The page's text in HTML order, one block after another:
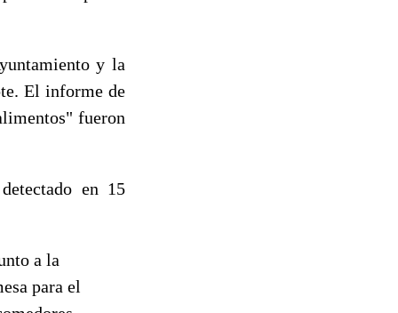
y la
El informe de
fueron
en 15
a la
para el